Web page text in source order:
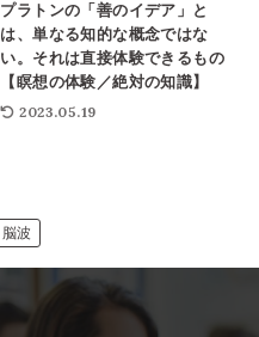
プラトンの「善のイデア」と
は、単なる知的な概念ではな
い。それは直接体験できるもの
【瞑想の体験／絶対の知識】
2023.05.19
脳波